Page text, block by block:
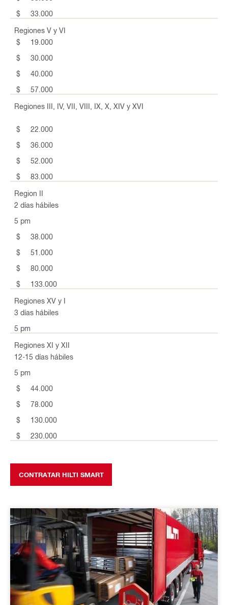
$ 33.000
Regiones V y VI
$ 19.000
$ 30.000
$ 40.000
$ 57.000
Regiones III, IV, VII, VIII, IX, X, XIV y XVI
$ 22.000
$ 36.000
$ 52.000
$ 83.000
Region II
2 días hábiles
5 pm
$ 38.000
$ 51.000
$ 80.000
$ 133.000
Regiones XV y I
3 días hábiles
5 pm
Regiones XI y XII
12-15 días hábiles
5 pm
$ 44.000
$ 78.000
$ 130.000
$ 230.000
CONTRATAR HILTI SMART